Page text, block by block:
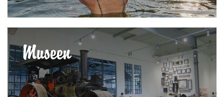
Museen